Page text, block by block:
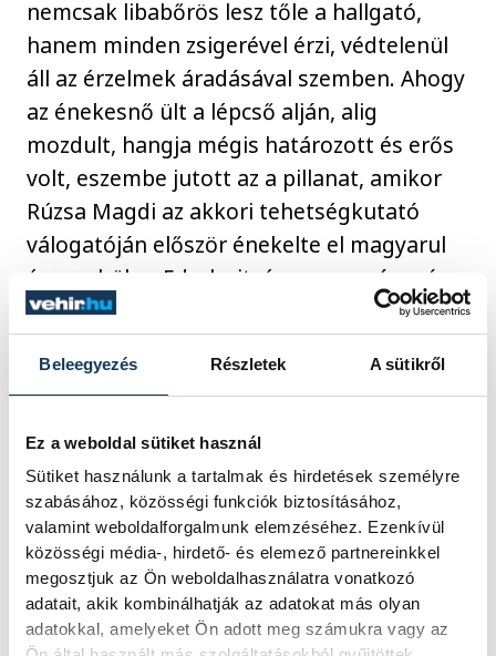
Beleegyezés Részletek A sütikről
Ez a weboldal sütiket használ
Sütiket használunk a tartalmak és hirdetések személyre
szabásához, közösségi funkciók biztosításához,
valamint weboldalforgalmunk elemzéséhez. Ezenkívül
közösségi média-, hirdető- és elemező partnereinkkel
megosztjuk az Ön weboldalhasználatra vonatkozó
adatait, akik kombinálhatják az adatokat más olyan
adatokkal, amelyeket Ön adott meg számukra vagy az
nemcsak libabőrös lesz tőle a hallgató,
hanem minden zsigerével érzi, védtelenül
áll az érzelmek áradásával szemben. Ahogy
az énekesnő ült a lépcső alján, alig
mozdult, hangja mégis határozott és erős
volt, eszembe jutott az a pillanat, amikor
Rúzsa Magdi az akkori tehetségkutató
válogatóján először énekelte el magyarul
és szerbül az Ederlezit, és egy ország szíve
szorult össze: hogy lehet a fájdalom ilyen
gyönyörű?